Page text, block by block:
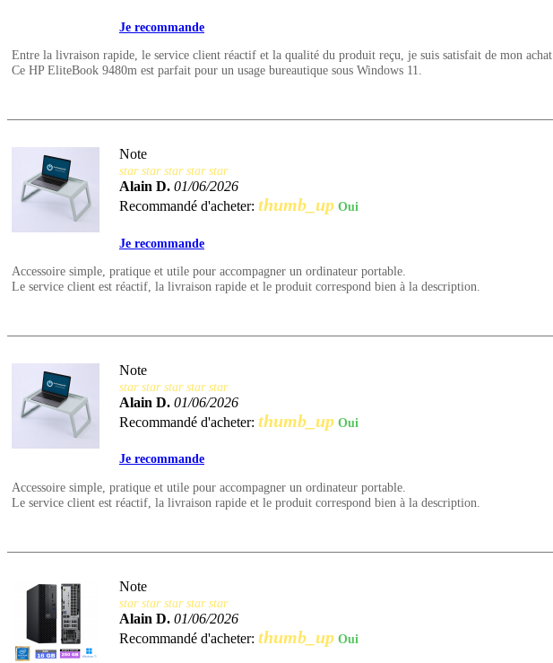
Je recommande
Entre la livraison rapide, le service client réactif et la qualité du produit reçu, je suis satisfait de mon achat.
Ce HP EliteBook 9480m est parfait pour un usage bureautique sous Windows 11.
Note
star star star star star
Alain D. 01/06/2026
Recommandé d'acheter: thumb_up Oui
Je recommande
Accessoire simple, pratique et utile pour accompagner un ordinateur portable.
Le service client est réactif, la livraison rapide et le produit correspond bien à la description.
Note
star star star star star
Alain D. 01/06/2026
Recommandé d'acheter: thumb_up Oui
Je recommande
Accessoire simple, pratique et utile pour accompagner un ordinateur portable.
Le service client est réactif, la livraison rapide et le produit correspond bien à la description.
Note
star star star star star
Alain D. 01/06/2026
Recommandé d'acheter: thumb_up Oui